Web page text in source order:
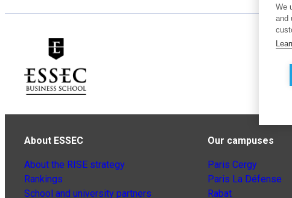
About ESSEC
About the RISE strategy
Rankings
School and university partners
Our campuses
Paris Cergy
Paris La Défense
Rabat
We
and